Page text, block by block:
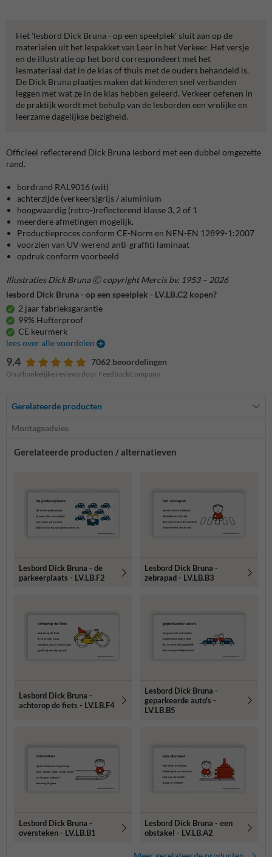
Het 'lesbord Dick Bruna - op een speelplek' sluit aan op de
materialen uit het lespakket van Leer in het Verkeer. Het versje
en de illustratie op het bord correspondeert met het
lesmateriaal dat in de klas of thuis met de ouders behandeld is.
De Dick Bruna plaatjes maken dat kinderen snel verbanden
leggen met wat ze in de klas hebben geleerd. Verkeer oefenen in
de praktijk wordt met behulp van de lesborden een vrolijke en
leerzame dagelijkse bezigheid.
Officieel reflecterend Dick Bruna lesbord met een dubbel omgezette
rand.
bordrand RAL9016 (wit)
achterzijde (verkeers)grijs / aluminium
hoogwaardig (retro-)reflecterend klasse 3, 2 of 1
meerdere afmetingen mogelijk.
Productieproces conform CE-Norm en NEN-EN 12899-1:2007
voorzien van UV-werend anti-graffiti laminaat
opdruk conform voorbeeld
Illustraties Dick Bruna Ⓒ copyright Mercis bv, 1953 – 2026
lesbord Dick Bruna - op een speelplek - LV.LB.C2 kopen?
2 jaar fabrieksgarantie
99% Hufterproof
CE keurmerk
lees over alle voordelen
9.4 7062 beoordelingen
Onafhankelijke reviews door FeedbackCompany
Gerelateerde producten
Montageadvies
Gerelateerde producten / alternatieven
Lesbord Dick Bruna - de
parkeerplaats - LV.LB.F2
Lesbord Dick Bruna -
zebrapad - LV.LB.B3
Lesbord Dick Bruna -
achterop de fiets - LV.LB.F4
Lesbord Dick Bruna -
geparkeerde auto's -
LV.LB.B5
Lesbord Dick Bruna -
oversteken - LV.LB.B1
Lesbord Dick Bruna - een
obstakel - LV.LB.A2